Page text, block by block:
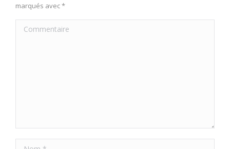
marqués avec*
Commentaire
Nom *